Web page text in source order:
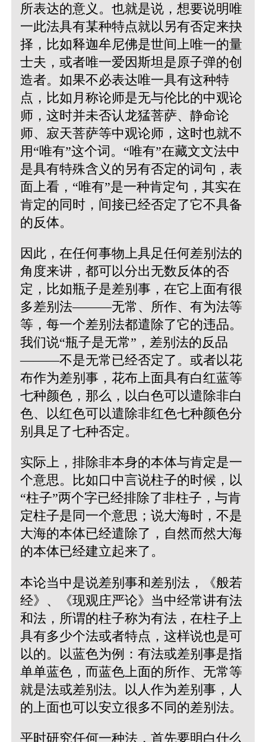
所表达的意义。也就是说，想要说明唯
一此法具有某种特点就以另有否定来抉
择，比如释迦牟尼佛是世间上唯一的量
士夫，或者唯一爱因斯坦是原子弹的创
造者。如果不必表达唯一具有这种特
点，比如月称论师是无与伦比的中观论
师，这时并未否认龙猛菩萨、静命论
师、寂天菩萨等中观论师，这时也就不
用“唯有”这个词。“唯有”在藏文文法中
是具有特殊含义的另有否定的词句，表
面上看，“唯有”是一种肯定句，其实在
肯定的同时，间接已经否定了它不具备
的反体。
因此，在任何事物上具足任何差别法的
角度来讲，都可以分出无数反体的否
定，比如瓶子是差别事，在它上面有很
多差别法———无常、所作、有为法等
等，每一个差别法都遣除了它的违品。
我们说“瓶子是无常”，差别法的反品
———不是无常已经否定了。或者以花
布作为差别事，花布上面具有白红蓝等
七种颜色，那么，以白色可以遣除非白
色、以红色可以遣除非红色七种颜色分
别具足了七种否定。
实际上，排除非本身的本体与肯定是一
个意思。比如口中言说柱子的时候，以
“柱子”两个字已经排除了非柱子，与肯
定柱子是同一个意思；说大海时，不是
大海的本体已经遣除了，自然而然大海
的本体已经建立起来了。
本论当中是说差别事和差别法，《般若
经》、《现观庄严论》当中经常讲有法
和法，所谓的柱子称为有法，在柱子上
具有多少个法或者特点，这样说也是可
以的。以蓝色为例：有法或差别事是指
单单蓝色，而蓝色上面的所作、无常等
就是法或差别法。以人作为差别事，人
的上面也可以安立很多不同的差别法。
平时研究任何一种法，首先要明白什么